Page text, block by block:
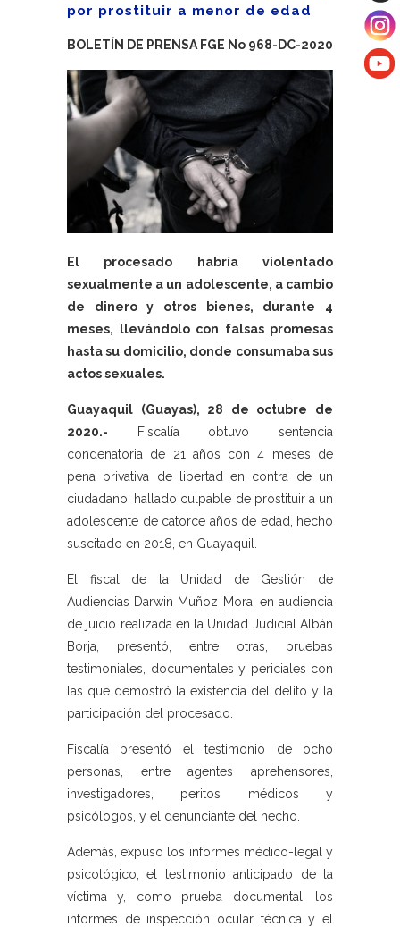
por prostituir a menor de edad
BOLETÍN DE PRENSA FGE No 968-DC-2020
El procesado habría violentado
sexualmente a un adolescente, a cambio
de dinero y otros bienes, durante 4
meses, llevándolo con falsas promesas
hasta su domicilio, donde consumaba sus
actos sexuales.
Guayaquil (Guayas), 28 de octubre de
2020.- Fiscalía obtuvo sentencia
condenatoria de 21 años con 4 meses de
pena privativa de libertad en contra de un
ciudadano, hallado culpable de prostituir a un
adolescente de catorce años de edad, hecho
suscitado en 2018, en Guayaquil.
El fiscal de la Unidad de Gestión de
Audiencias Darwin Muñoz Mora, en audiencia
de juicio realizada en la Unidad Judicial Albán
Borja, presentó, entre otras, pruebas
testimoniales, documentales y periciales con
las que demostró la existencia del delito y la
participación del procesado.
Fiscalía presentó el testimonio de ocho
personas, entre agentes aprehensores,
investigadores, peritos médicos y
psicólogos, y el denunciante del hecho.
Además, expuso los informes médico-legal y
psicológico, el testimonio anticipado de la
víctima y, como prueba documental, los
informes de inspección ocular técnica y el